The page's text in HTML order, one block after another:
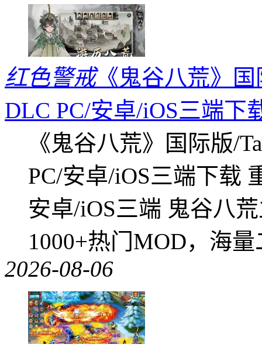
红色警戒《鬼谷八荒》国
DLC PC/安卓/iOS三端下
《鬼谷八荒》国际版/
PC/安卓/iOS三端下载
安卓/iOS三端 鬼谷八
1000+热门MOD，海
2026-08-06